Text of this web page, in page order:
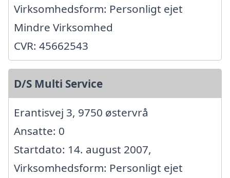
Virksomhedsform: Personligt ejet
Mindre Virksomhed
CVR: 45662543
D/S Multi Service
Erantisvej 3, 9750 østervrå
Ansatte: 0
Startdato: 14. august 2007,
Virksomhedsform: Personligt ejet